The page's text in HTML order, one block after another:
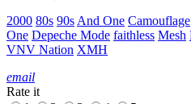
2000 80s 90s And One Camouflage
One Depeche Mode faithless Mesh
VNV Nation XMH
email
Rate it